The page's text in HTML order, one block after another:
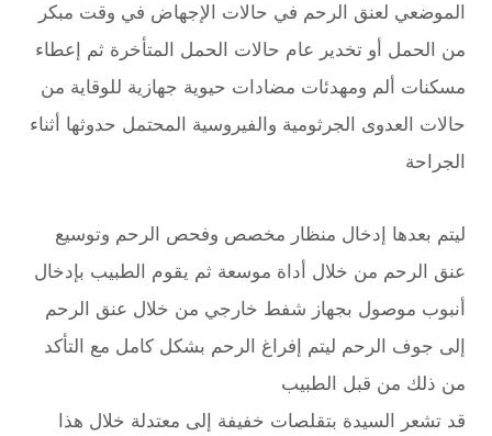
الموضعي لعنق الرحم في حالات الإجهاض في وقت مبكر
من الحمل أو تخدير عام حالات الحمل المتأخرة ثم إعطاء
مسكنات ألم ومهدئات مضادات حيوية جهازية للوقاية من
حالات العدوى الجرثومية والفيروسية المحتمل حدوثها أثناء
الجراحة
ليتم بعدها إدخال منظار مخصص وفحص الرحم وتوسيع
عنق الرحم من خلال أداة موسعة ثم يقوم الطبيب بإدخال
أنبوب موصول بجهاز شفط خارجي من خلال عنق الرحم
إلى جوف الرحم ليتم إفراغ الرحم بشكل كامل مع التأكد
من ذلك من قبل الطبيب
قد تشعر السيدة بتقلصات خفيفة إلى معتدلة خلال هذا